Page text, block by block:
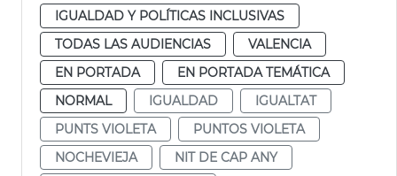
IGUALDAD Y POLÍTICAS INCLUSIVAS
TODAS LAS AUDIENCIAS
VALENCIA
EN PORTADA
EN PORTADA TEMÁTICA
NORMAL
IGUALDAD
IGUALTAT
PUNTS VIOLETA
PUNTOS VIOLETA
NOCHEVIEJA
NIT DE CAP ANY